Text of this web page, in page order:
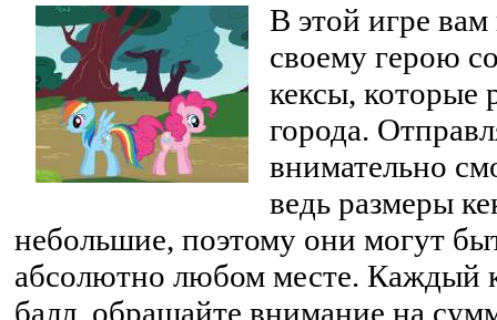
В этой игре
своему герою
кексы, которые
города.
внимательно
ведь размеры
небольшие, поэтому они могут
абсолютно любом месте. Каждый
балл, обращайте внимание на